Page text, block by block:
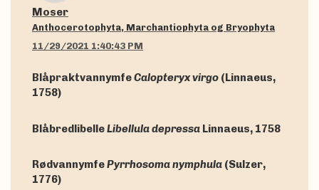
Moser
Anthocerotophyta, Marchantiophyta og Bryophyta
11/29/2021 1:40:43 PM
BlåpraktvannymfeCalopteryx virgo (Linnaeus,
1758)
BlåbredlibelleLibellula depressa Linnaeus, 1758
RødvannymfePyrrhosoma nymphula (Sulzer,
1776)